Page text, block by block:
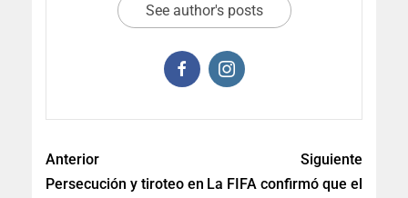
See author's posts
Anterior
Persecución y tiroteo en
Siguiente
La FIFA confirmó que el